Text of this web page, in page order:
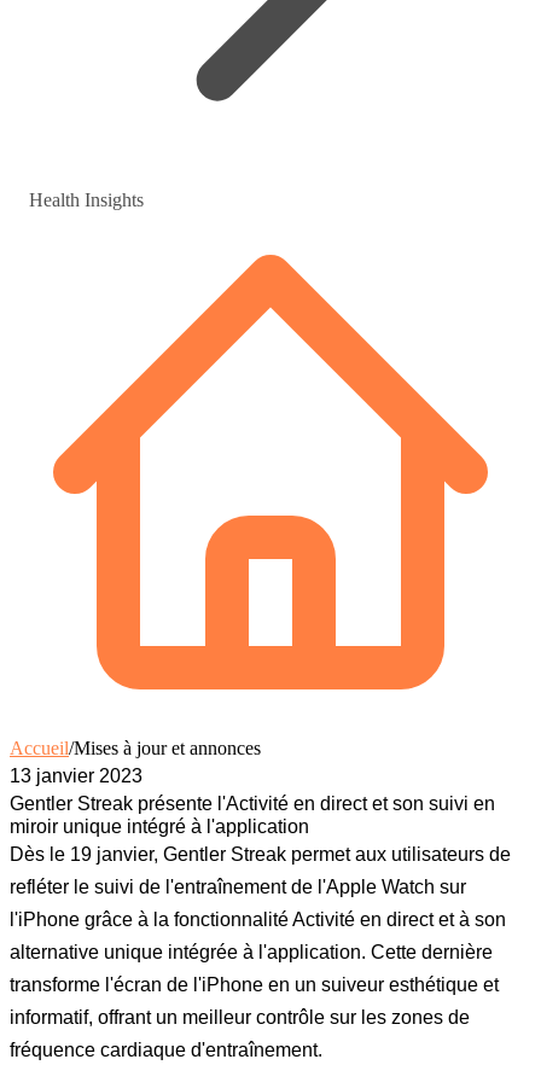
Health Insights
Accueil/Mises à jour et annonces
13 janvier 2023
Gentler Streak présente l'Activité en direct et son suivi en
miroir unique intégré à l'application
Dès le 19 janvier, Gentler Streak permet aux utilisateurs de
refléter le suivi de l'entraînement de l'Apple Watch sur
l'iPhone grâce à la fonctionnalité Activité en direct et à son
alternative unique intégrée à l'application. Cette dernière
transforme l'écran de l'iPhone en un suiveur esthétique et
informatif, offrant un meilleur contrôle sur les zones de
fréquence cardiaque d'entraînement.